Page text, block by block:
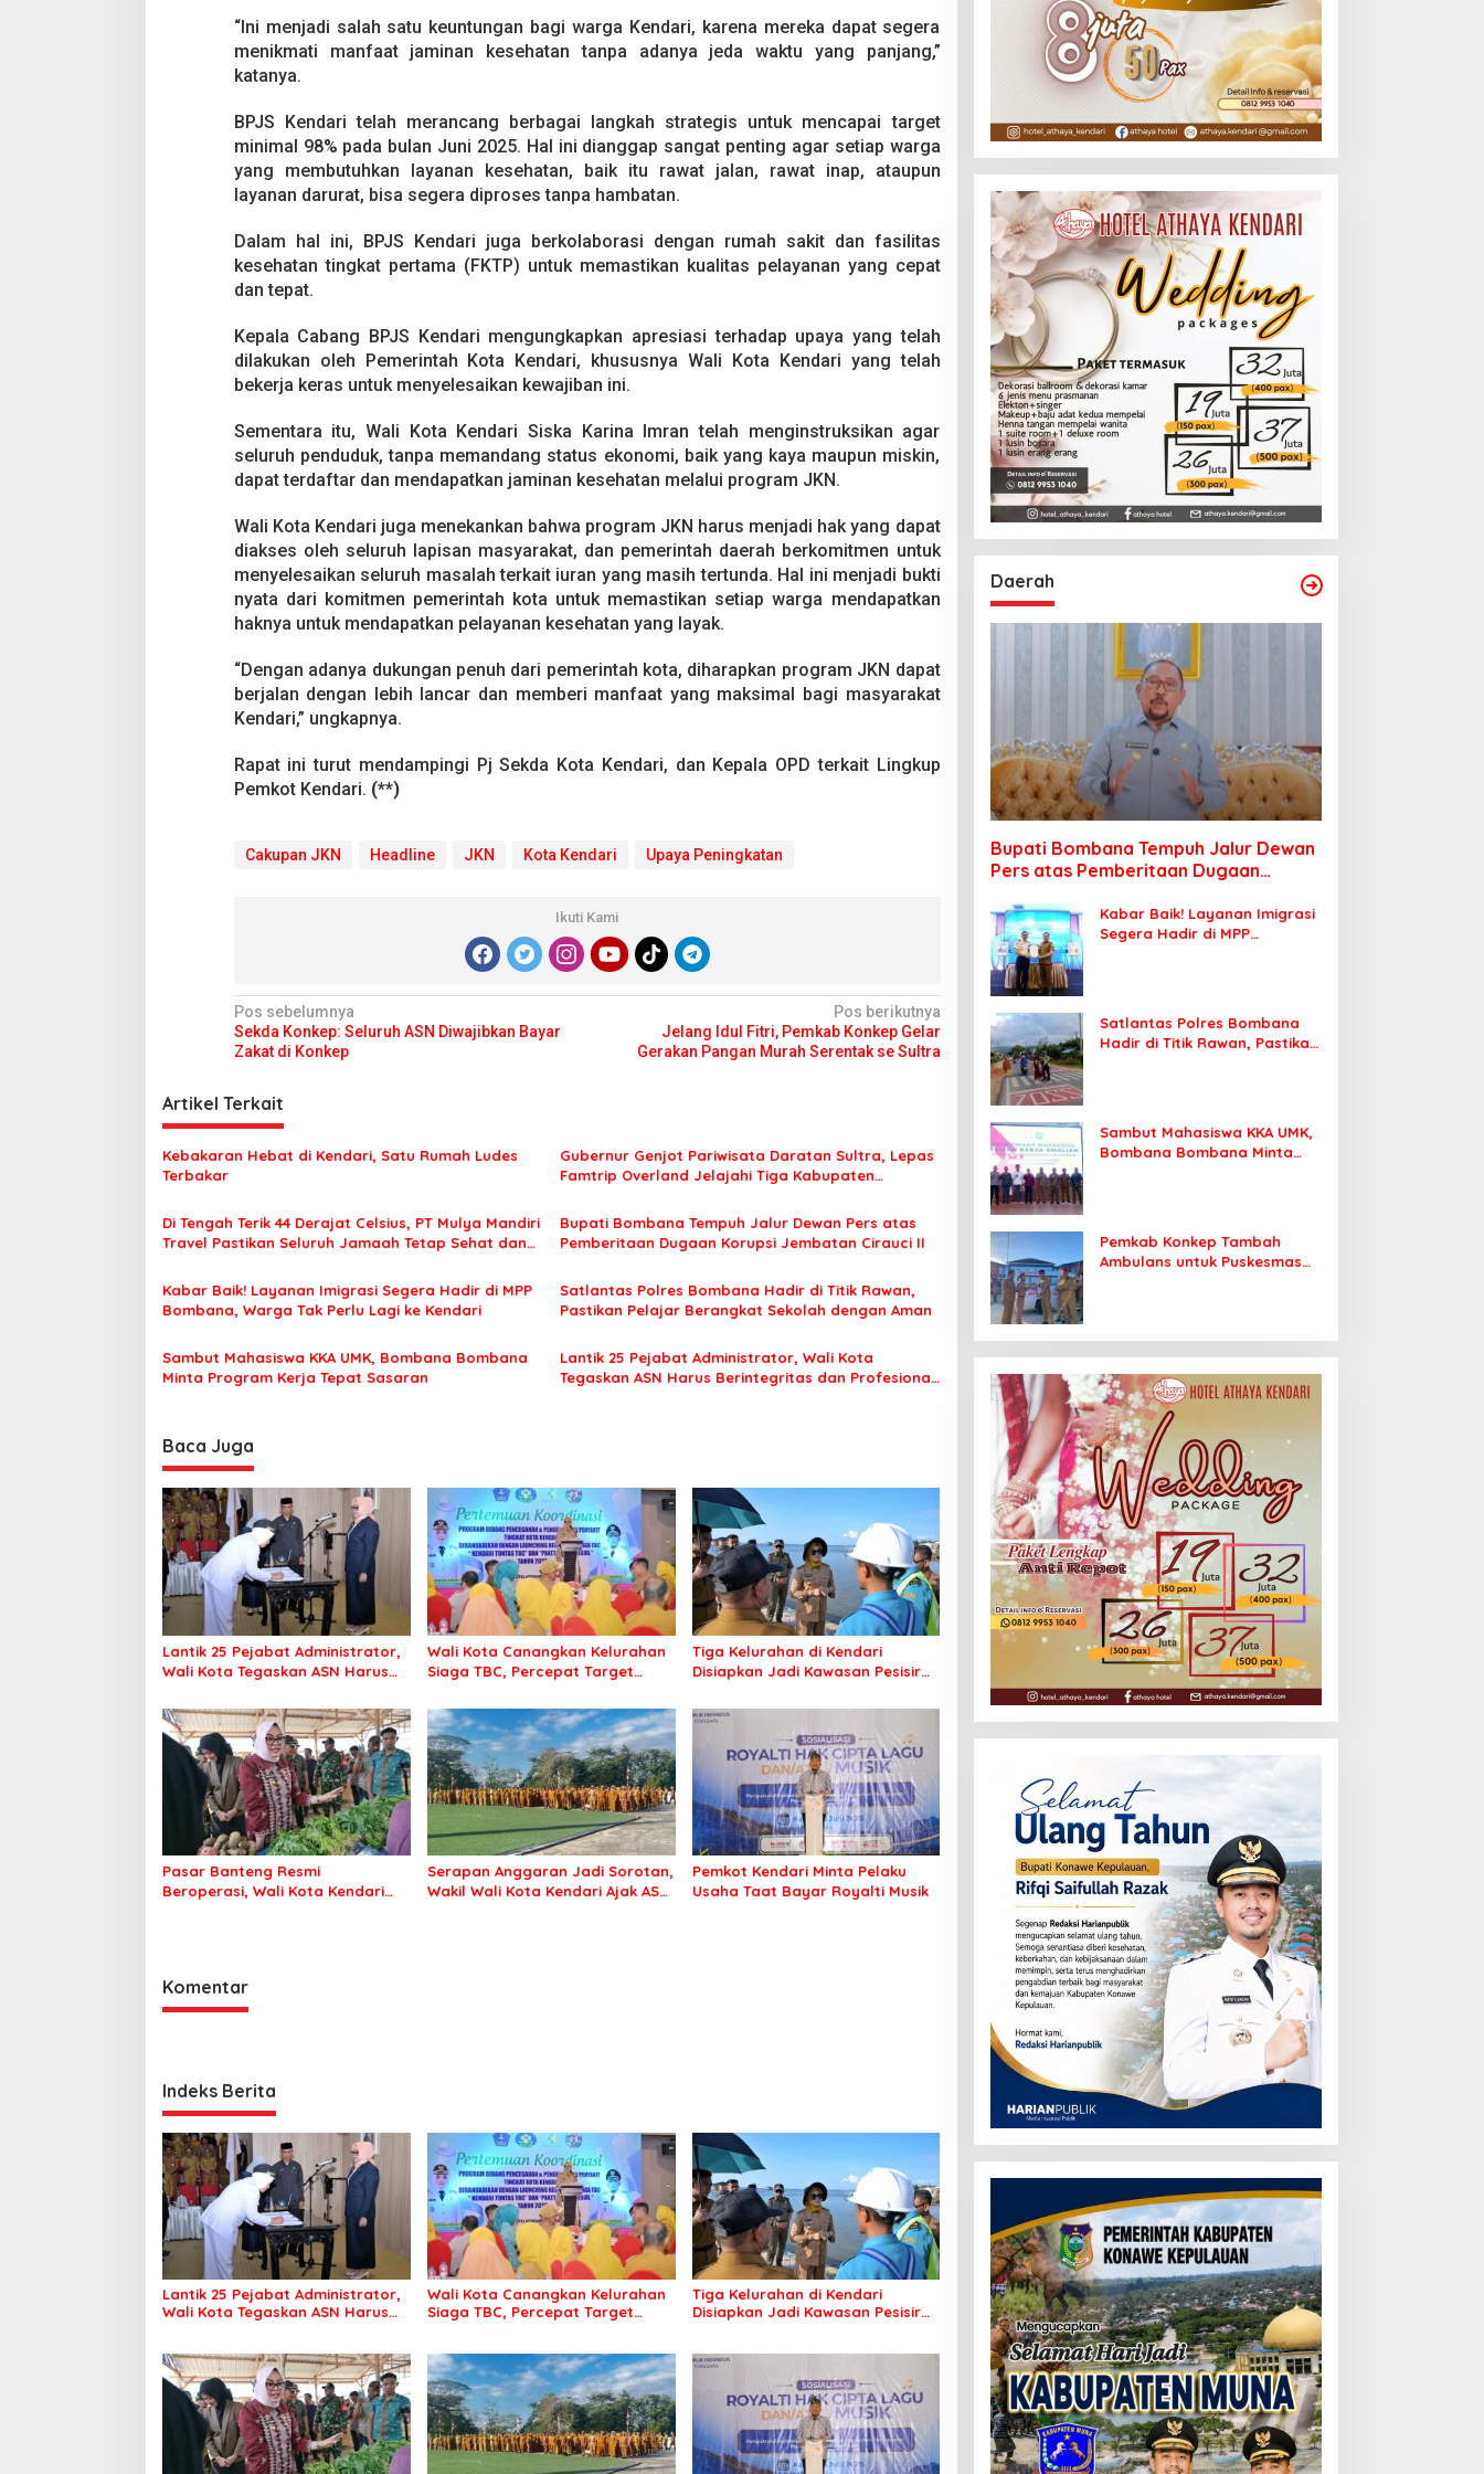
n
2
0
5
“Ini menjadi salah satu keuntungan bagi warga Kendari, karena mereka dapat segera
menikmati manfaat jaminan kesehatan tanpa adanya jeda waktu yang panjang,”
katanya.
BPJS Kendari telah merancang berbagai langkah strategis untuk mencapai target
minimal 98% pada bulan Juni 2025. Hal ini dianggap sangat penting agar setiap warga
yang membutuhkan layanan kesehatan, baik itu rawat jalan, rawat inap, ataupun
layanan darurat, bisa segera diproses tanpa hambatan.
Dalam hal ini, BPJS Kendari juga berkolaborasi dengan rumah sakit dan fasilitas
kesehatan tingkat pertama (FKTP) untuk memastikan kualitas pelayanan yang cepat
dan tepat.
Kepala Cabang BPJS Kendari mengungkapkan apresiasi terhadap upaya yang telah
dilakukan oleh Pemerintah Kota Kendari, khususnya Wali Kota Kendari yang telah
bekerja keras untuk menyelesaikan kewajiban ini.
Sementara itu, Wali Kota Kendari Siska Karina Imran telah menginstruksikan agar
seluruh penduduk, tanpa memandang status ekonomi, baik yang kaya maupun miskin,
dapat terdaftar dan mendapatkan jaminan kesehatan melalui program JKN.
Wali Kota Kendari juga menekankan bahwa program JKN harus menjadi hak yang dapat
diakses oleh seluruh lapisan masyarakat, dan pemerintah daerah berkomitmen untuk
menyelesaikan seluruh masalah terkait iuran yang masih tertunda. Hal ini menjadi bukti
nyata dari komitmen pemerintah kota untuk memastikan setiap warga mendapatkan
haknya untuk mendapatkan pelayanan kesehatan yang layak.
“Dengan adanya dukungan penuh dari pemerintah kota, diharapkan program JKN dapat
berjalan dengan lebih lancar dan memberi manfaat yang maksimal bagi masyarakat
Kendari,” ungkapnya.
Rapat ini turut mendampingi Pj Sekda Kota Kendari, dan Kepala OPD terkait Lingkup
Pemkot Kendari. (**)
Cakupan JKN Headline JKN Kota Kendari Upaya Peningkatan
Ikuti Kami
N
a
i
g
a
i
o
s
Pos sebelumnya
Sekda Konkep: Seluruh ASN Diwajibkan Bayar
Zakat di Konkep
Pos berikutnya
Jelang Idul Fitri, Pemkab Konkep Gelar
Gerakan Pangan Murah Serentak se Sultra
Artikel Terkait
Kebakaran Hebat di Kendari, Satu Rumah Ludes
Terbakar
Gubernur Genjot Pariwisata Daratan Sultra, Lepas
Famtrip Overland Jelajahi Tiga Kabupaten
Di Tengah Terik 44 Derajat Celsius, PT Mulya Mandiri
Travel Pastikan Seluruh Jamaah Tetap Sehat dan
Bupati Bombana Tempuh Jalur Dewan Pers atas
Pemberitaan Dugaan Korupsi Jembatan Cirauci II
Kabar Baik! Layanan Imigrasi Segera Hadir di MPP
Bombana, Warga Tak Perlu Lagi ke Kendari
Satlantas Polres Bombana Hadir di Titik Rawan,
Pastikan Pelajar Berangkat Sekolah dengan Aman
Sambut Mahasiswa KKA UMK, Bombana Bombana
Minta Program Kerja Tepat Sasaran
Lantik 25 Pejabat Administrator, Wali Kota
Tegaskan ASN Harus Berintegritas dan Profesional
Baca Juga
Lantik 25 Pejabat Administrator,
Wali Kota Tegaskan ASN Harus
Layani Masyarakat
Wali Kota Canangkan Kelurahan
Siaga TBC, Percepat Target
Tiga Kelurahan di Kendari
Disiapkan Jadi Kawasan Pesisir
Pasar Banteng Resmi
Beroperasi, Wali Kota Kendari
Serapan Anggaran Jadi Sorotan,
Wakil Wali Kota Kendari Ajak ASN
Pemkot Kendari Minta Pelaku
Usaha Taat Bayar Royalti Musik
Komentar
Indeks Berita
Lantik 25 Pejabat Administrator,
Wali Kota Tegaskan ASN Harus
Wali Kota Canangkan Kelurahan
Siaga TBC, Percepat Target
Tiga Kelurahan di Kendari
Disiapkan Jadi Kawasan Pesisir
Daerah
Bupati Bombana Tempuh Jalur Dewan
Pers atas Pemberitaan Dugaan
Kabar Baik! Layanan Imigrasi
Segera Hadir di MPP
Satlantas Polres Bombana
Hadir di Titik Rawan, Pastikan
Sambut Mahasiswa KKA UMK,
Bombana Bombana Minta
Pemkab Konkep Tambah
Ambulans untuk Puskesmas